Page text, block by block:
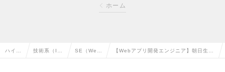
ホーム
ハイク 技術系（I SE（We 【Webアプリ開発エンジニア】朝日生命